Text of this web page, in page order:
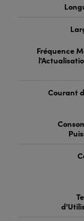
Fréquence
Courant